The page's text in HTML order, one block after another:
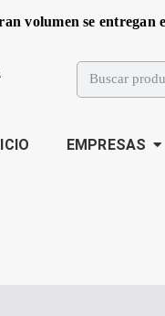
volumen se entregan
EMPRESAS